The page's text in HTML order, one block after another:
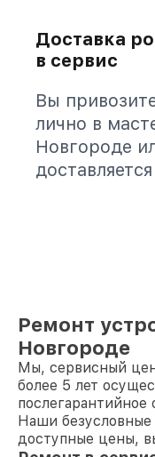
Доставка
в сервис
Вы
лично в
Новгороде
Ремонт
Новгороде
Мы, сервисный
более 5 лет
Наши безусловные
доступные цены,